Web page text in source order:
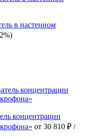
в настенном
концентрации
от 30 810 ₽ /